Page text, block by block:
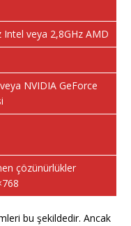
Intel veya 2,8GHz AMD
NVIDIA GeForce
çözünürlükler
bu şekildedir. Ancak